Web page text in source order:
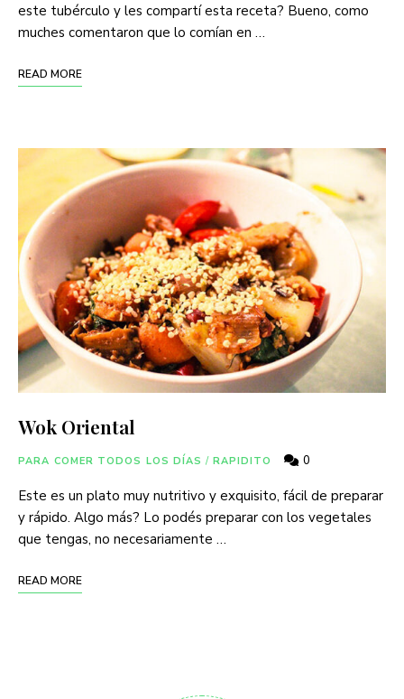
este tubérculo y les compartí esta receta? Bueno, como
muches comentaron que lo comían en …
READ MORE
Wok Oriental
PARA COMER TODOS LOS DÍAS / RAPIDITO 0
Este es un plato muy nutritivo y exquisito, fácil de preparar
y rápido. Algo más? Lo podés preparar con los vegetales
que tengas, no necesariamente …
READ MORE